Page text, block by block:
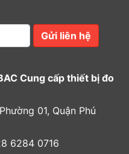
Gửi liên hệ
Cung cấp thiết bị đo
01, Quận Phú
6284 0716